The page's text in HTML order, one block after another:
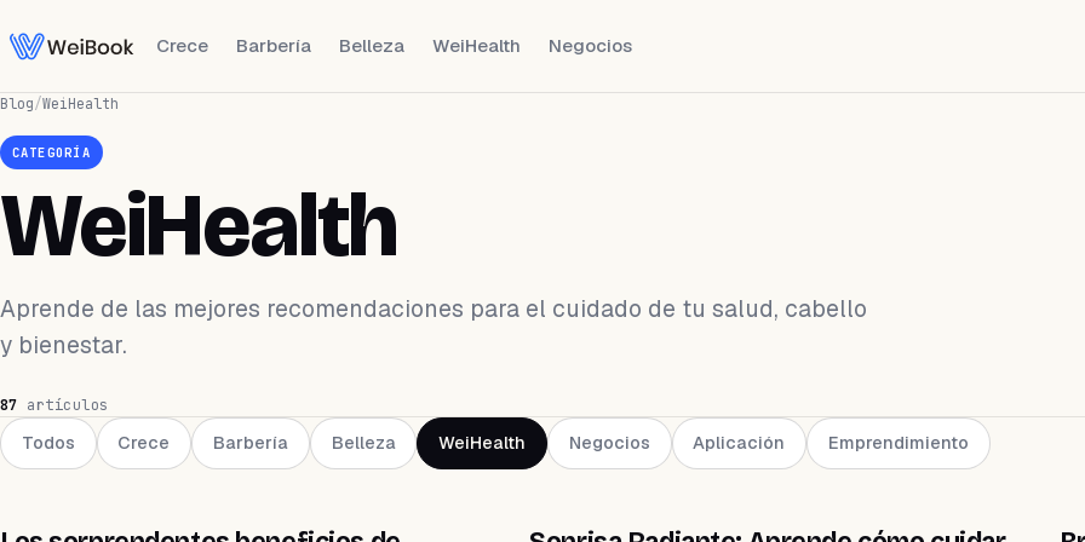
Crece Barbería Belleza WeiHealth Negocios
Blog/WeiHealth
CATEGORÍA
WeiHealth
Aprende de las mejores recomendaciones para el cuidado de tu salud, cabello
y bienestar.
87 artículos
Todos Crece Barbería Belleza WeiHealth Negocios Aplicación Emprendimiento
WEIHEALTH